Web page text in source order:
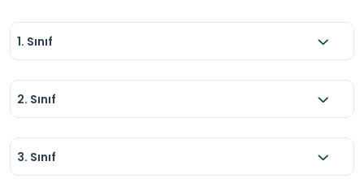
1. Sınıf
2. Sınıf
3. Sınıf